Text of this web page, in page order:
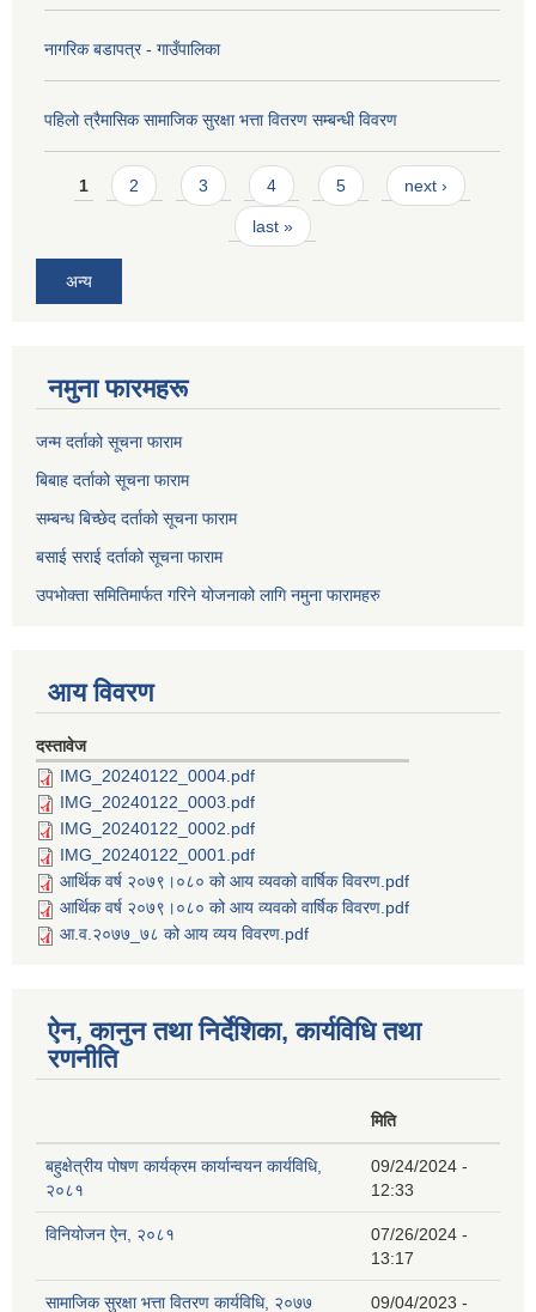
नागरिक बडापत्र - गाउँपालिका
पहिलो त्रैमासिक सामाजिक सुरक्षा भत्ता वितरण सम्बन्धी विवरण
Pages
1 2 3 4 5 next ›
last »
अन्य
नमुना फारमहरू
जन्म दर्ताको सूचना फाराम
बिबाह दर्ताको सूचना फाराम
सम्बन्ध बिच्छेद दर्ताको सूचना फाराम
बसाई सराई दर्ताको सूचना फाराम
उपभोक्ता समितिमार्फत गरिने योजनाको लागि नमुना फारामहरु
आय विवरण
दस्तावेज
IMG_20240122_0004.pdf
IMG_20240122_0003.pdf
IMG_20240122_0002.pdf
IMG_20240122_0001.pdf
आर्थिक वर्ष २०७९।०८० को आय व्यवको वार्षिक विवरण.pdf
आर्थिक वर्ष २०७९।०८० को आय व्यवको वार्षिक विवरण.pdf
आ.व.२०७७_७८ को आय व्यय विवरण.pdf
ऐन, कानुन तथा निर्देशिका, कार्यविधि तथा
रणनीति
मिति
बहुक्षेत्रीय पोषण कार्यक्रम कार्यान्वयन कार्यविधि,
२०८१
09/24/2024 -
12:33
विनियोजन ऐन, २०८१
07/26/2024 -
13:17
सामाजिक सुरक्षा भत्ता वितरण कार्यविधि, २०७७
09/04/2023 -